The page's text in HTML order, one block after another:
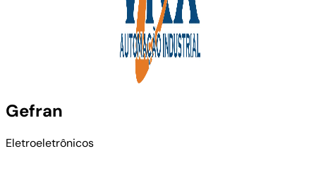
Gefran
Eletroeletrônicos